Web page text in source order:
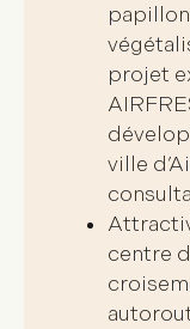
projet
ville
centre